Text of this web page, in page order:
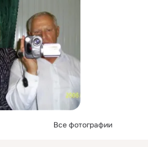
Все фотографии